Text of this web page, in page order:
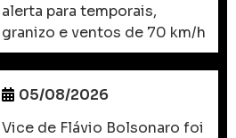
alerta para temporais,
granizo e ventos de 70 km/h
05/08/2026
Vice de Flávio Bolsonaro foi